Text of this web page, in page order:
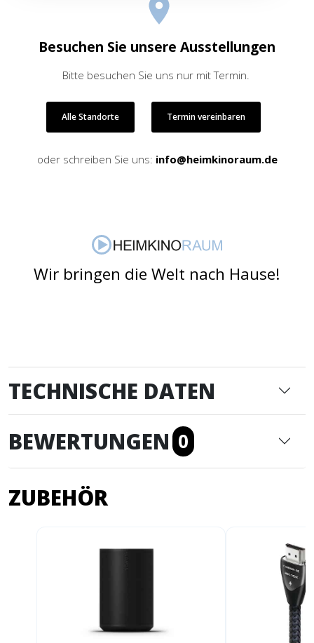
Besuchen Sie unsere Ausstellungen
Bitte besuchen Sie uns nur mit Termin.
Alle Standorte Termin vereinbaren
oder schreiben Sie uns: info@heimkinoraum.de
Wir bringen die Welt nach Hause!
TECHNISCHE DATEN
BEWERTUNGEN 0
ZUBEHÖR